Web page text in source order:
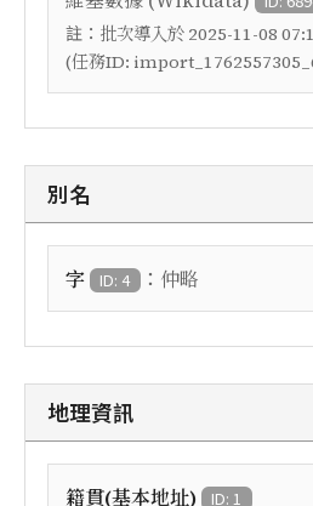
註： 批次導入於 2025-11-08
(任務ID:
別名
字 ID: 4 ： 仲略
地理資訊
籍貫(基本地址) ID: 1